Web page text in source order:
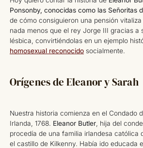
Ponsonby, conocidas como las Señoritas
de cómo consiguieron una pensión
nada menos que el rey Jorge III gracias a
lésbica, convirtiéndolas en un ejemplo
homosexual reconocido socialmente.
Orígenes de Eleanor y Sarah
Nuestra historia comienza en el Condado
Irlanda, 1768. Eleanor Butler , hija del
procedía de una familia irlandesa católica
el castillo de Kilkenny. Había ido educada